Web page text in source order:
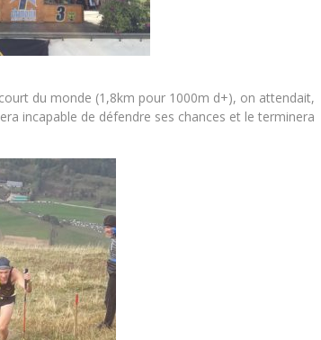
du monde (1,8km pour 1000m d+), on attendait,
incapable de défendre ses chances et le terminera